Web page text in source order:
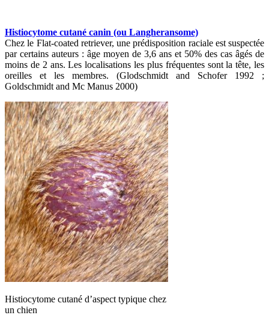
Histiocytome cutané canin (ou Langheransome)
Chez le Flat-coated retriever, une prédisposition raciale est suspectée
par certains auteurs : âge moyen de 3,6 ans et 50% des cas âgés de
moins de 2 ans. Les localisations les plus fréquentes sont la tête, les
oreilles et les membres. (Glodschmidt and Schofer 1992 ;
Goldschmidt and Mc Manus 2000)
Histiocytome cutané d’aspect typique chez
un chien